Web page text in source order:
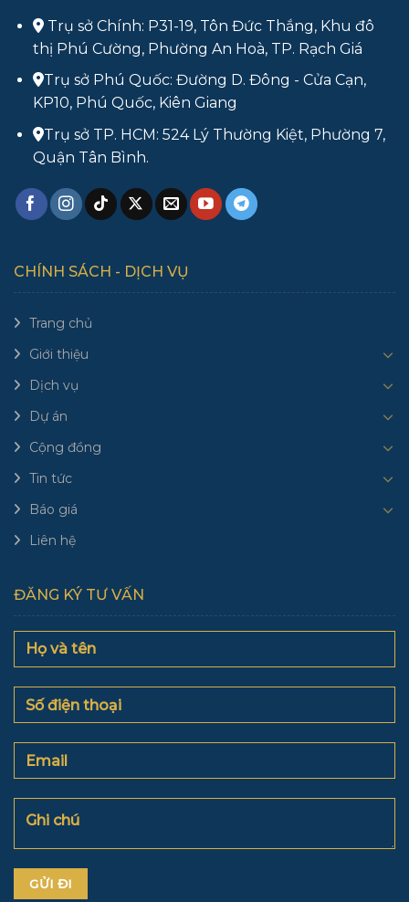
Trụ sở Chính: P31-19, Tôn Đức Thắng, Khu đô
thị Phú Cường, Phường An Hoà, TP. Rạch Giá
Trụ sở Phú Quốc: Đường D. Đông - Cửa Cạn,
KP10, Phú Quốc, Kiên Giang
Trụ sở TP. HCM: 524 Lý Thường Kiệt, Phường 7,
Quận Tân Bình.
CHÍNH SÁCH - DỊCH VỤ
Trang chủ
Giới thiệu
Dịch vụ
Dự án
Cộng đồng
Tin tức
Báo giá
Liên hệ
ĐĂNG KÝ TƯ VẤN